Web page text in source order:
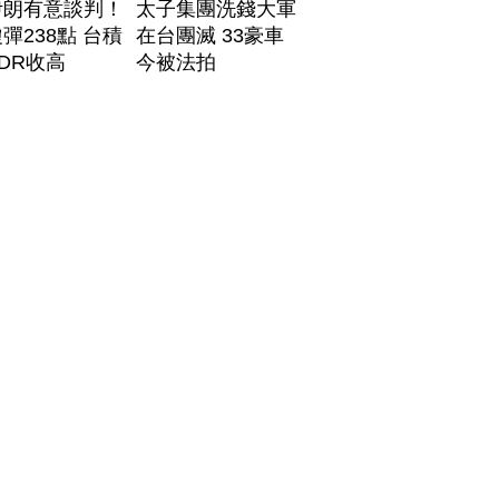
有意談判！
238點 台積
收高
太子集團洗錢大軍
在台團滅 33豪車
今被法拍